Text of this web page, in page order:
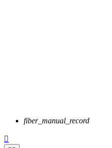
fiber_manual_record
